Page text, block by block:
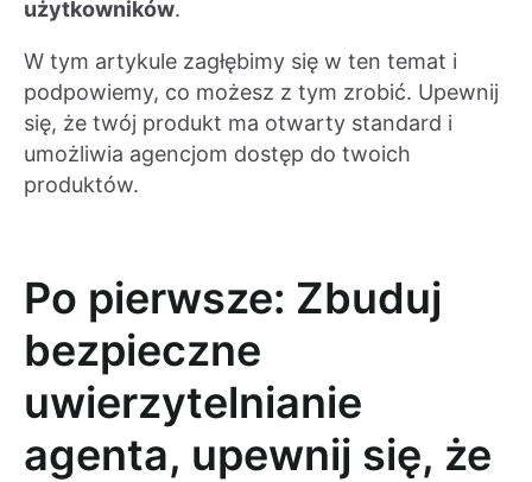
użytkowników.
W tym artykule zagłębimy się w ten temat i
podpowiemy, co możesz z tym zrobić. Upewnij
się, że twój produkt ma otwarty standard i
umożliwia agencjom dostęp do twoich
produktów.
Po pierwsze: Zbuduj
bezpieczne
uwierzytelnianie
agenta, upewnij się, że